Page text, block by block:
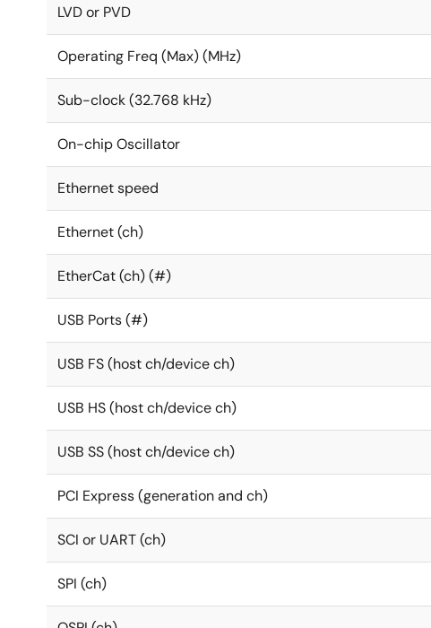
LVD or PVD
Operating Freq (Max) (MHz)
Sub-clock (32.768 kHz)
On-chip Oscillator
Ethernet speed
Ethernet (ch)
EtherCat (ch) (#)
USB Ports (#)
USB FS (host ch/device ch)
USB HS (host ch/device ch)
USB SS (host ch/device ch)
PCI Express (generation and ch)
SCI or UART (ch)
SPI (ch)